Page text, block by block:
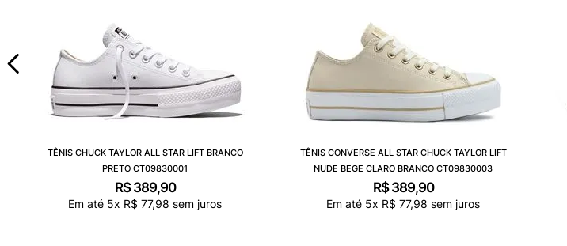
TÊNIS CHUCK TAYLOR ALL STAR LIFT BRANCO
PRETO CT09830001
R$ 389,90
Em até 5x R$ 77,98 sem juros
TÊNIS CONVERSE ALL STAR CHUCK TAYLOR LIFT
NUDE BEGE CLARO BRANCO CT09830003
R$ 389,90
Em até 5x R$ 77,98 sem juros